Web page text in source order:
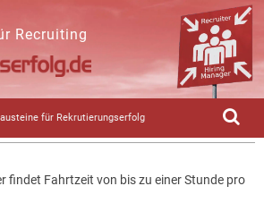
Recruiting
für Rekrutierungserfolg
findet Fahrtzeit von bis zu einer Stunde pro